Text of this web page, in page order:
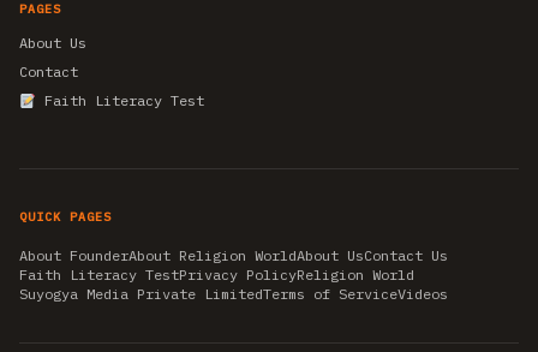
PAGES
About Us
Contact
Faith Literacy Test
QUICK PAGES
About FounderAbout Religion WorldAbout UsContact Us
Faith Literacy TestPrivacy PolicyReligion World
Suyogya Media Private LimitedTerms of ServiceVideos